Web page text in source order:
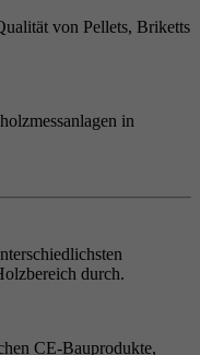
von Pellets, Briketts
in
durch.
CE-Bauprodukte,